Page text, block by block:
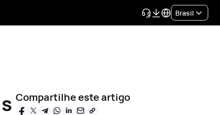
Brasil
Compartilhe este artigo